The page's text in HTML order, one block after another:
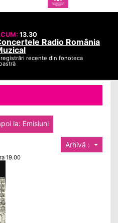
13.30
Radio România
recente din fonoteca
la: Emisiuni
Arhivă :
19.00